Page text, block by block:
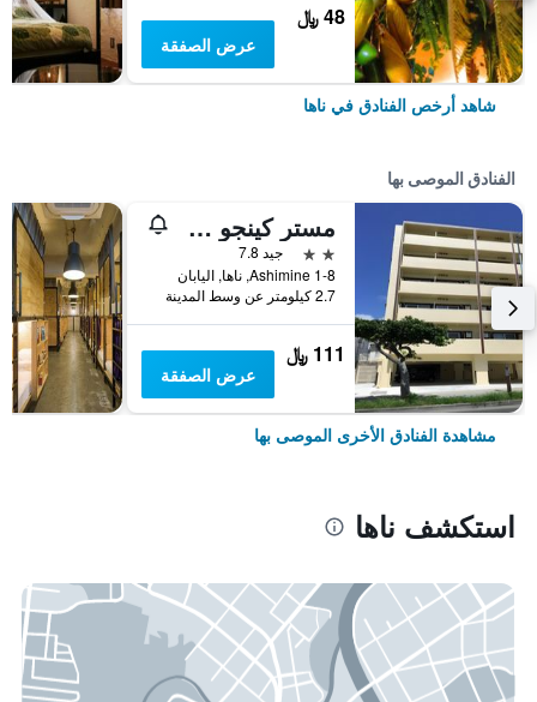
48 ﷼
عرض الصفقة
شاهد أرخص الفنادق في ناها
الفنادق الموصى بها
مستر كينجو فايوليت كوكوماي
2 نجمتين
جيد 7.8
1-8 Ashimine, ناها, اليابان
2.7 كيلومتر عن وسط المدينة
111 ﷼
عرض الصفقة
مشاهدة الفنادق الأخرى الموصى بها
استكشف ناها